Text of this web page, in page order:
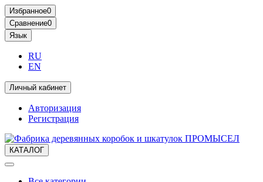
Избранное0
Сравнение0
Язык
RU
EN
Личный кабинет
Авторизация
Регистрация
КАТАЛОГ